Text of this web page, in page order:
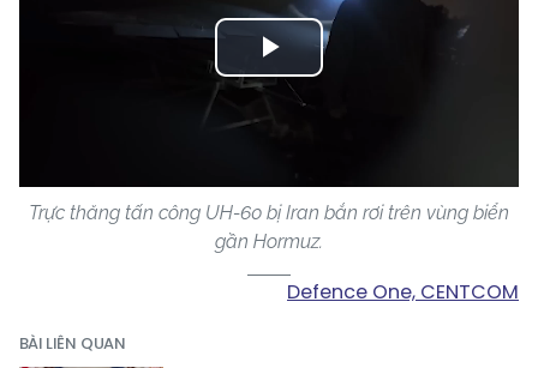
Play
Trực thăng tấn công UH-60 bị Iran bắn rơi trên vùng biển
gần Hormuz.
Defence One, CENTCOM
BÀI LIÊN QUAN